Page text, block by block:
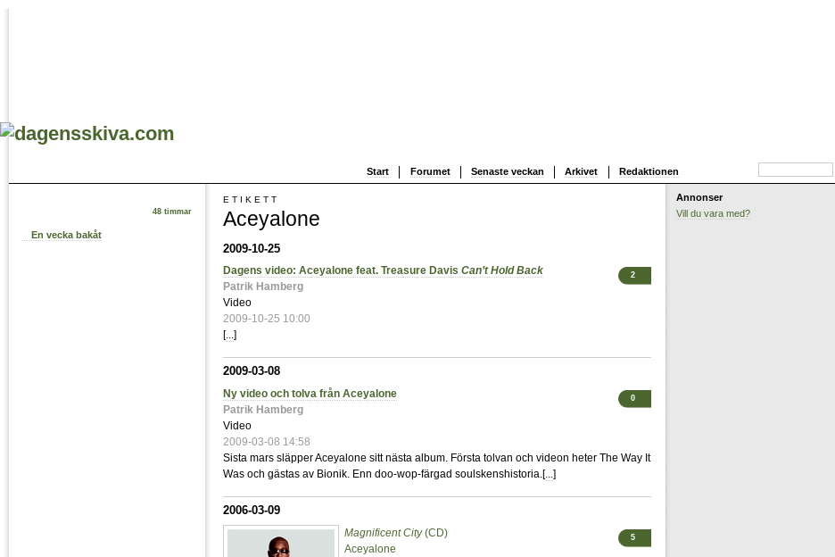
Start Forumet Senaste veckan Arkivet Redaktionen
48 timmar
En vecka bakåt
ETIKETT
Aceyalone
2009-10-25
Dagens video: Aceyalone feat. Treasure Davis Can’t Hold Back
Patrik Hamberg
Video
2009-10-25 10:00
2
[...]
2009-03-08
Ny video och tolva från Aceyalone
Patrik Hamberg
Video
2009-03-08 14:58
0
Sista mars släpper Aceyalone sitt nästa album. Första tolvan och videon heter The Way It
Was och gästas av Bionik. Enn doo-wop-färgad soulskenshistoria.[...]
2006-03-09
Magnificent City(CD)
Aceyalone
5
Annonser
Vill du vara med?